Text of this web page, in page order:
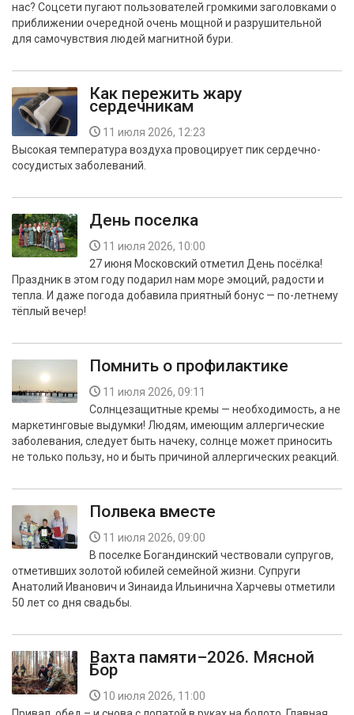
нас? Соцсети пугают пользователей громкими заголовками о
приближении очередной очень мощной и разрушительной
для самочувствия людей магнитной бури.
Как пережить жару
сердечникам
11 июля 2026, 12:23
Высокая температура воздуха провоцирует пик сердечно-
сосудистых заболеваний.
День поселка
11 июля 2026, 10:00
27 июня Московский отметил День посёлка!
Праздник в этом году подарил нам море эмоций, радости и
тепла. И даже погода добавила приятный бонус — по-летнему
тёплый вечер!
Помнить о профилактике
11 июля 2026, 09:11
Солнцезащитные кремы — необходимость, а не
маркетинговые выдумки! Людям, имеющим аллергические
заболевания, следует быть начеку, солнце может приносить
не только пользу, но и быть причиной аллергических реакций.
Полвека вместе
11 июля 2026, 09:00
В поселке Богандинский чествовали супругов,
отметивших золотой юбилей семейной жизни. Супруги
Анатолий Иванович и Зинаида Ильинична Харчевы отметили
50 лет со дня свадьбы.
Вахта памяти–2026. Мясной
Бор
10 июля 2026, 11:00